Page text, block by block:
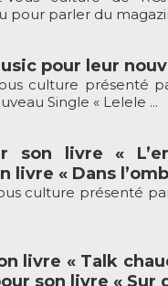
pour parler du
pour leur
culture présenté
Single « Lelele ...
son livre «
livre « Dans
culture présenté
livre « Talk
son livre « Sur